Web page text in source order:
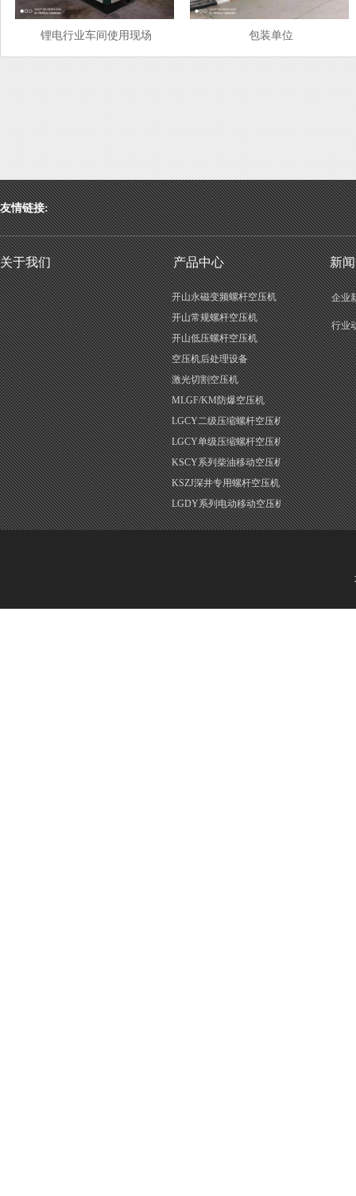
锂电行业车间使用现场 包装单位
友情链接:
关于我们
企业
行业
产品中心 新
开山永磁变频螺杆空压机
开山常规螺杆空压机
开山低压螺杆空压机
空压机后处理设备
激光切割空压机
MLGF/KM防爆空压机
LGCY二级压缩螺杆空压机
LGCY单级压缩螺杆空压机
KSCY系列柴油移动空压机
KSZJ深井专用螺杆空压机
LGDY系列电动移动空压机